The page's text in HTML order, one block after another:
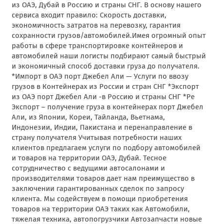
из ОАЭ, Дубай в Россию и страны СНГ. В основу нашего
сервиса входит правило: Скорость доставки,
экономичность затратов на перевозку, гарантия
сохранности грузов/автомобилей.Имея огромный опыт
работы в сфере транспортировке контейнеров и
автомобилей наши логисты подбирают самый быстрый
и экономичный способ доставки груза до получателя.
*Импорт в ОАЭ порт Джебел Али — Услуги по ввозу
грузов в Контейнерах из России и стран СНГ *Экспорт
из ОАЭ порт Джебел Али -в Россию и страны СНГ *Ре
Экспорт – получение груза в контейнерах порт Джебел
Али, из Японии, Кореи, Тайланда, Вьетнама,
Индонезии, Индии, Пакистана и перенаправление в
страну получателя Учитывая потребности наших
клиентов предлагаем услуги по подбору автомобилей
и товаров на территории ОАЭ, Дубай. Тесное
сотрудничество с ведущими автосалонами и
производителями товаров дает нам преимущество в
заключении гарантированных сделок по запросу
клиента. Мы содействуем в помощи приобретения
товаров на территории ОАЭ таких как Автомобили,
тяжелая техника, автопогрузчики Автозапчасти новые